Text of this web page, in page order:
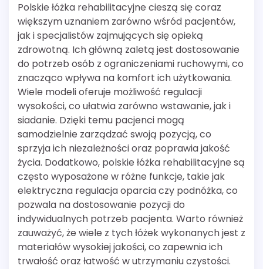
Polskie łóżka rehabilitacyjne cieszą się coraz
większym uznaniem zarówno wśród pacjentów,
jak i specjalistów zajmujących się opieką
zdrowotną. Ich główną zaletą jest dostosowanie
do potrzeb osób z ograniczeniami ruchowymi, co
znacząco wpływa na komfort ich użytkowania.
Wiele modeli oferuje możliwość regulacji
wysokości, co ułatwia zarówno wstawanie, jak i
siadanie. Dzięki temu pacjenci mogą
samodzielnie zarządzać swoją pozycją, co
sprzyja ich niezależności oraz poprawia jakość
życia. Dodatkowo, polskie łóżka rehabilitacyjne są
często wyposażone w różne funkcje, takie jak
elektryczna regulacja oparcia czy podnóżka, co
pozwala na dostosowanie pozycji do
indywidualnych potrzeb pacjenta. Warto również
zauważyć, że wiele z tych łóżek wykonanych jest z
materiałów wysokiej jakości, co zapewnia ich
trwałość oraz łatwość w utrzymaniu czystości.